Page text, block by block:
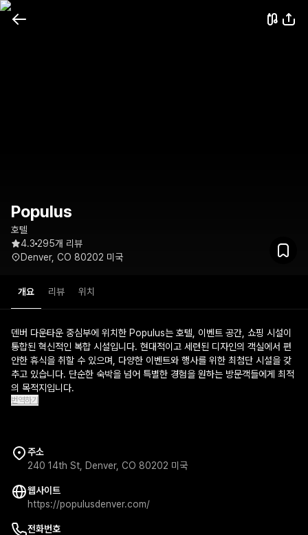
Populus
호텔
4.3 295개 리뷰
Denver, CO 80202 미국
개요 리뷰 위치
덴버 다운타운 중심부에 위치한 Populus는 호텔, 이벤트 공간, 쇼핑 시설이
통합된 혁신적인 복합 시설입니다. 현대적이고 세련된 디자인의 객실에서 편
안한 휴식을 취할 수 있으며, 다양한 이벤트와 행사를 위한 최첨단 시설을 갖
추고 있습니다. 단순한 숙박을 넘어 특별한 경험을 원하는 방문객들에게 최적
의 목적지입니다.
번역하기
주소
240 14th St, Denver, CO 80202 미국
웹사이트
https://populusdenver.com/
전화번호